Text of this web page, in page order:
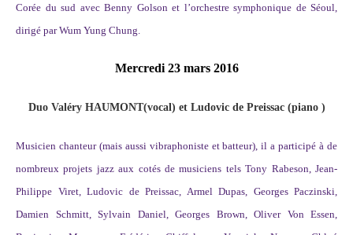
Corée du sud avec Benny Golson et l’orchestre symphonique de Séoul,
dirigé par Wum Yung Chung.
Mercredi 23 mars 2016
Duo Valéry HAUMONT(vocal) et Ludovic de Preissac (piano )
Musicien chanteur (mais aussi vibraphoniste et batteur), il a participé à de
nombreux projets jazz aux cotés de musiciens tels Tony Rabeson, Jean-
Philippe Viret, Ludovic de Preissac, Armel Dupas, Georges Paczinski,
Damien Schmitt, Sylvain Daniel, Georges Brown, Oliver Von Essen,